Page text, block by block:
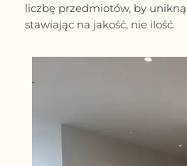
liczbę przedmiotów, by
stawiając na jakość, nie ilość.